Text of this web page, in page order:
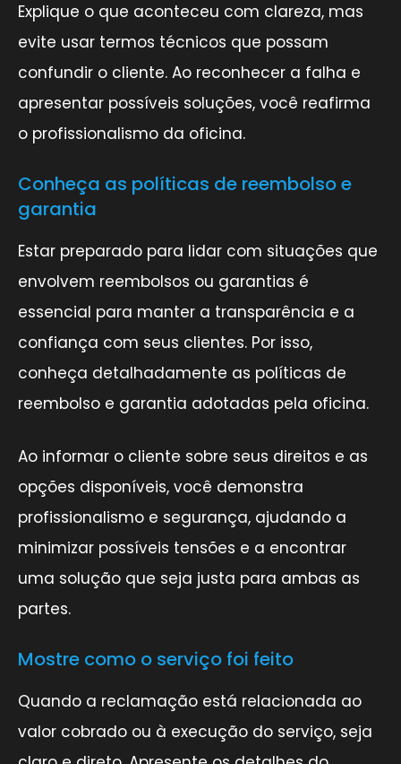
Explique o que aconteceu com clareza, mas
evite usar termos técnicos que possam
confundir o cliente. Ao reconhecer a falha e
apresentar possíveis soluções, você reafirma
o profissionalismo da oficina.
Conheça as políticas de reembolso e
garantia
Estar preparado para lidar com situações que
envolvem reembolsos ou garantias é
essencial para manter a transparência e a
confiança com seus clientes. Por isso,
conheça detalhadamente as políticas de
reembolso e garantia adotadas pela oficina.
Ao informar o cliente sobre seus direitos e as
opções disponíveis, você demonstra
profissionalismo e segurança, ajudando a
minimizar possíveis tensões e a encontrar
uma solução que seja justa para ambas as
partes.
Mostre como o serviço foi feito
Quando a reclamação está relacionada ao
valor cobrado ou à execução do serviço, seja